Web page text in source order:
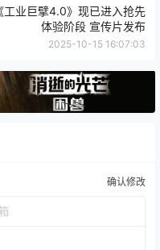
工业巨擘4.0》现已进入抢先
体验阶段 宣传片发布
2025-10-15 16:07:03
确认修改